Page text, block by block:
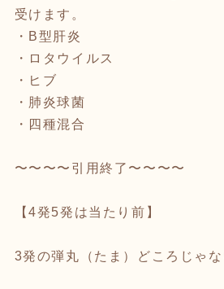
受けます。
・B型肝炎
・ロタウイルス
・ヒブ
・肺炎球菌
・四種混合
〜〜〜〜引用終了〜〜〜〜
【4発5発は当たり前】
3発の弾丸（たま）どころじゃな